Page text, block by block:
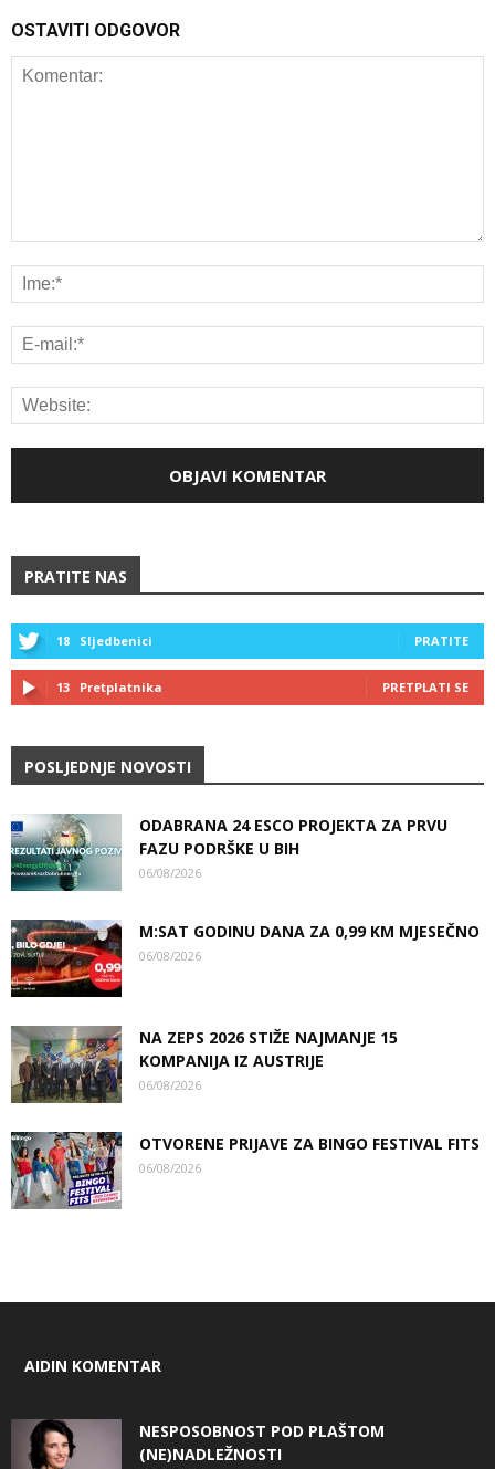
OSTAVITI ODGOVOR
PRATITE NAS
18 Sljedbenici PRATITE
13 Pretplatnika PRETPLATI SE
POSLJEDNJE NOVOSTI
ODABRANA 24 ESCO PROJEKTA ZA PRVU
FAZU PODRŠKE U BIH
06/08/2026
M:SAT GODINU DANA ZA 0,99 KM MJESEČNO
06/08/2026
NA ZEPS 2026 STIŽE NAJMANJE 15
KOMPANIJA IZ AUSTRIJE
06/08/2026
OTVORENE PRIJAVE ZA BINGO FESTIVAL FITS
06/08/2026
AIDIN KOMENTAR
NESPOSOBNOST POD PLAŠTOM
(NE)NADLEŽNOSTI